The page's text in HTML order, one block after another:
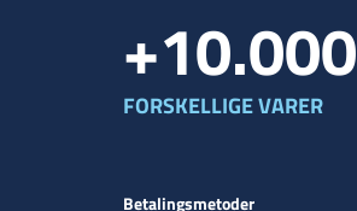
+10.000
FORSKELLIGE VARER
Betalingsmetoder